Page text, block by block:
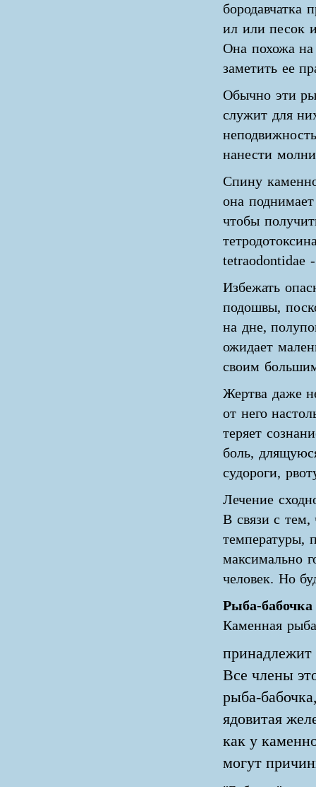
бородавчатка
ил или песок
Она похожа
заметить ее
Обычно эти
служит для
нанести
Спину
она
чтобы
tetraodontidae
Избежать
подошвы,
на дне,
ожидает
своим
Жертва даже
от него
теряет
боль,
судороги,
Лечение
В связи с
температуры,
максимально
человек. Но
Рыба-бабочка
Каменная рыба
принадлежит
Все члены
рыба-
ядовитая
как у
могут